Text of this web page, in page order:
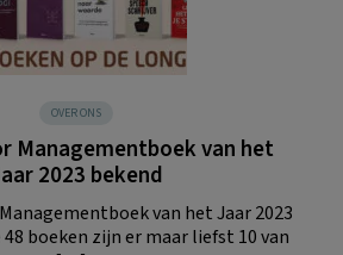
OVER ONS
Managementboek van het
2023 bekend
van het Jaar 2023
48 boeken zijn er maar liefst 10 van